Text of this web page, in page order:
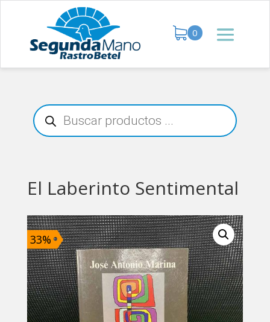
0
Búsqueda
de
productos
El Laberinto Sentimental
33%